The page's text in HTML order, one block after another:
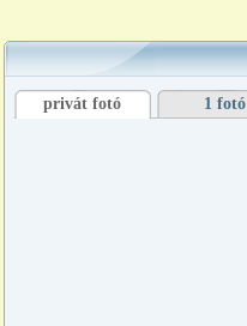
privát fotó 1 fotó